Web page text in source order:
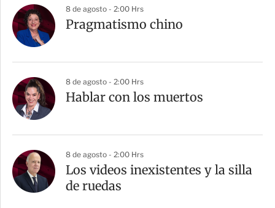
8 de agosto - 2:00 Hrs
Pragmatismo chino
8 de agosto - 2:00 Hrs
Hablar con los muertos
8 de agosto - 2:00 Hrs
Los videos inexistentes y la silla
de ruedas